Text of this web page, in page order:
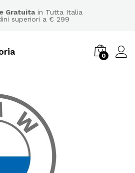
Gratuitain Tutta Italia
superiori a € 299
0